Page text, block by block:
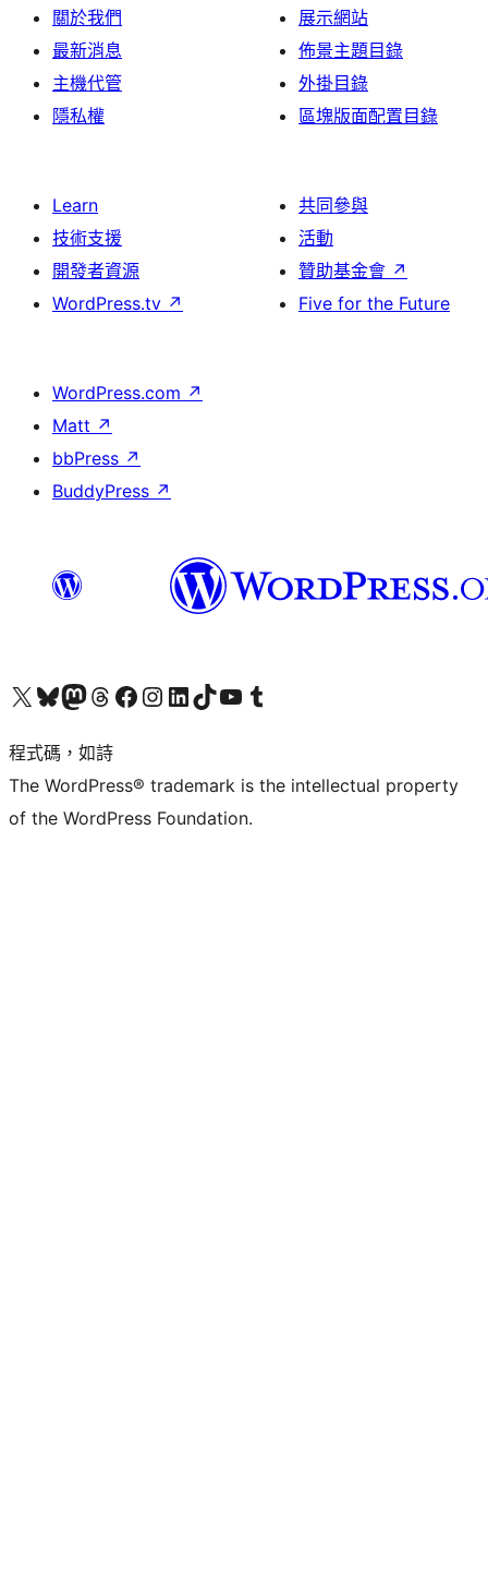
關於我們
最新消息
主機代管
隱私權
展示網站
佈景主題目錄
外掛目錄
區塊版面配置目錄
Learn
技術支援
開發者資源
WordPress.tv ↗
共同參與
活動
贊助基金會 ↗
Five for the Future
WordPress.com ↗
Matt ↗
bbPress ↗
BuddyPress ↗
查看我們的 X (之前的 Twitter) 帳號造訪我們的 Bluesky 帳號造訪我們的 Mastodon 帳號造訪我們的 Threads 帳號 造訪我們的 Facebook 粉絲專頁Visit our Instagram account
Visit our LinkedIn account
造訪我們的 TikTok 帳號Visit our YouTube channel
造訪我們的 Tumblr 帳號
程式碼，如詩
The WordPress® trademark is the intellectual property
of the WordPress Foundation.